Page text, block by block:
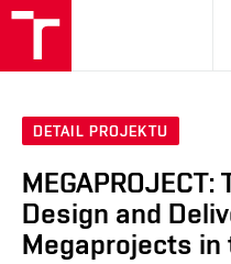
DETAIL PROJEKTU
Design and
Megaprojects in